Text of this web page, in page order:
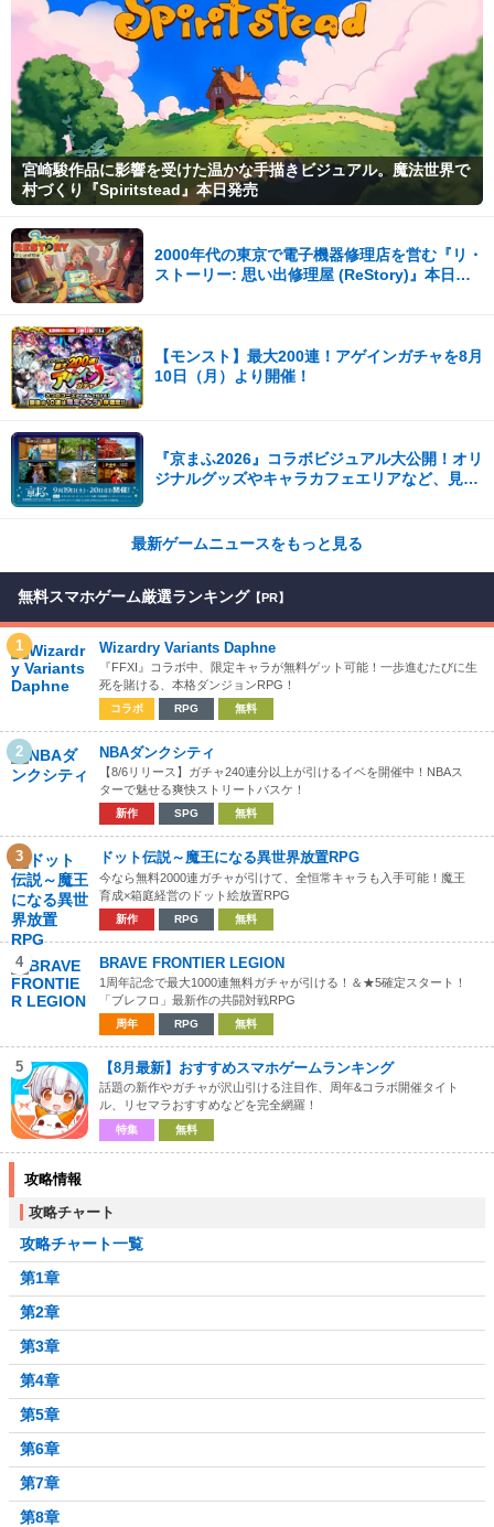
宮崎駿作品に影響を受けた温かな手描きビジュアル。魔法世界で
村づくり『Spiritstead』本日発売
2000年代の東京で電子機器修理店を営む『リ・
ストーリー: 思い出修理屋 (ReStory)』本日
【モンスト】最大200連！アゲインガチャを8月
10日（月）より開催！
『京まふ2026』コラボビジュアル大公開！オリ
ジナルグッズやキャラカフェエリアなど、見ど
最新ゲームニュースをもっと見る
無料スマホゲーム厳選ランキング 【PR】
1 Wizardry Variants Daphne
『FFXI』コラボ中、限定キャラが無料ゲット可能！一歩進むたびに生
死を賭ける、本格ダンジョンRPG！
コラボ RPG 無料
2 NBAダンクシティ
【8/6リリース】ガチャ240連分以上が引けるイベを開催中！NBAス
ターで魅せる爽快ストリートバスケ！
新作 SPG 無料
3 ドット伝説～魔王になる異世界放置RPG
今なら無料2000連ガチャが引けて、全恒常キャラも入手可能！魔王
育成×箱庭経営のドット絵放置RPG
新作 RPG 無料
4 BRAVE FRONTIER LEGION
1周年記念で最大1000連無料ガチャが引ける！＆★5確定スタート！
「ブレフロ」最新作の共闘対戦RPG
周年 RPG 無料
5 【8月最新】おすすめスマホゲームランキング
話題の新作やガチャが沢山引ける注目作、周年&コラボ開催タイト
ル、リセマラおすすめなどを完全網羅！
特集 無料
攻略情報
攻略チャート
攻略チャート一覧
第1章
第2章
第3章
第4章
第5章
第6章
第7章
第8章